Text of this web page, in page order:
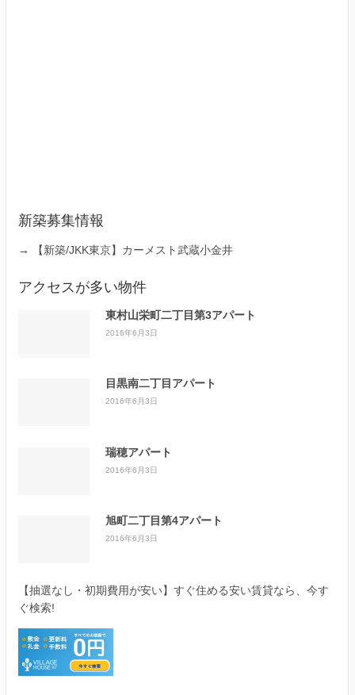
新築募集情報
→ 【新築/JKK東京】カーメスト武蔵小金井
アクセスが多い物件
東村山栄町二丁目第3アパート
2016年6月3日
目黒南二丁目アパート
2016年6月3日
瑞穂アパート
2016年6月3日
旭町二丁目第4アパート
2016年6月3日
【抽選なし・初期費用が安い】すぐ住める安い賃貸なら、今す
ぐ検索!